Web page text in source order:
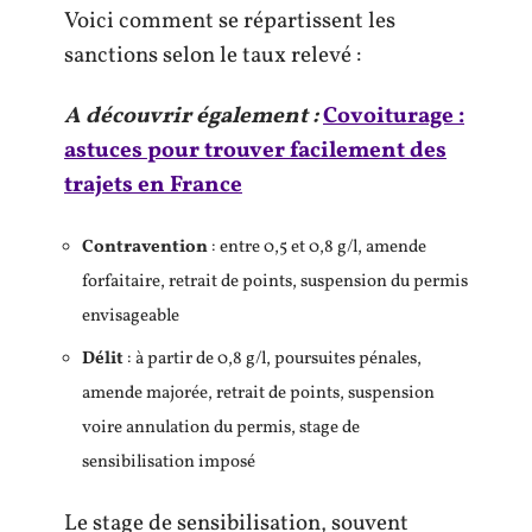
Voici comment se répartissent les
sanctions selon le taux relevé :
A découvrir également :Covoiturage :
astuces pour trouver facilement des
trajets en France
Contravention: entre 0,5 et 0,8 g/l, amende
forfaitaire, retrait de points, suspension du permis
envisageable
Délit: à partir de 0,8 g/l, poursuites pénales,
amende majorée, retrait de points, suspension
voire annulation du permis, stage de
sensibilisation imposé
Le stage de sensibilisation, souvent